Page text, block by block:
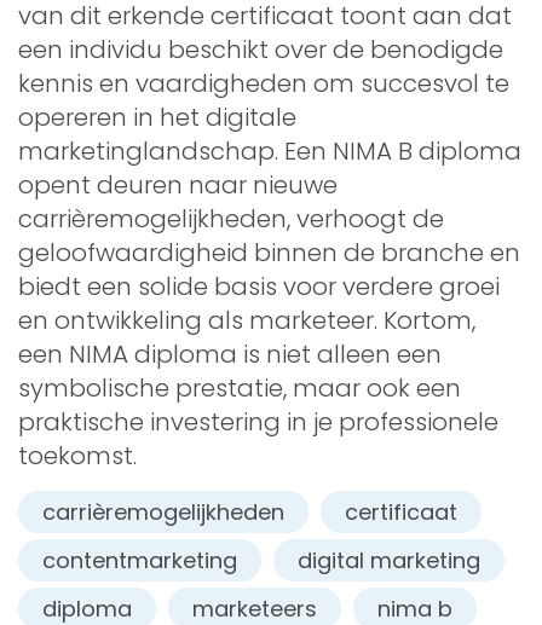
van dit erkende certificaat toont aan dat
een individu beschikt over de benodigde
kennis en vaardigheden om succesvol te
opereren in het digitale
marketinglandschap. Een NIMA B diploma
opent deuren naar nieuwe
carrièremogelijkheden, verhoogt de
geloofwaardigheid binnen de branche en
biedt een solide basis voor verdere groei
en ontwikkeling als marketeer. Kortom,
een NIMA diploma is niet alleen een
symbolische prestatie, maar ook een
praktische investering in je professionele
toekomst.
carrièremogelijkheden
certificaat
contentmarketing
digital marketing
diploma
marketeers
nima b